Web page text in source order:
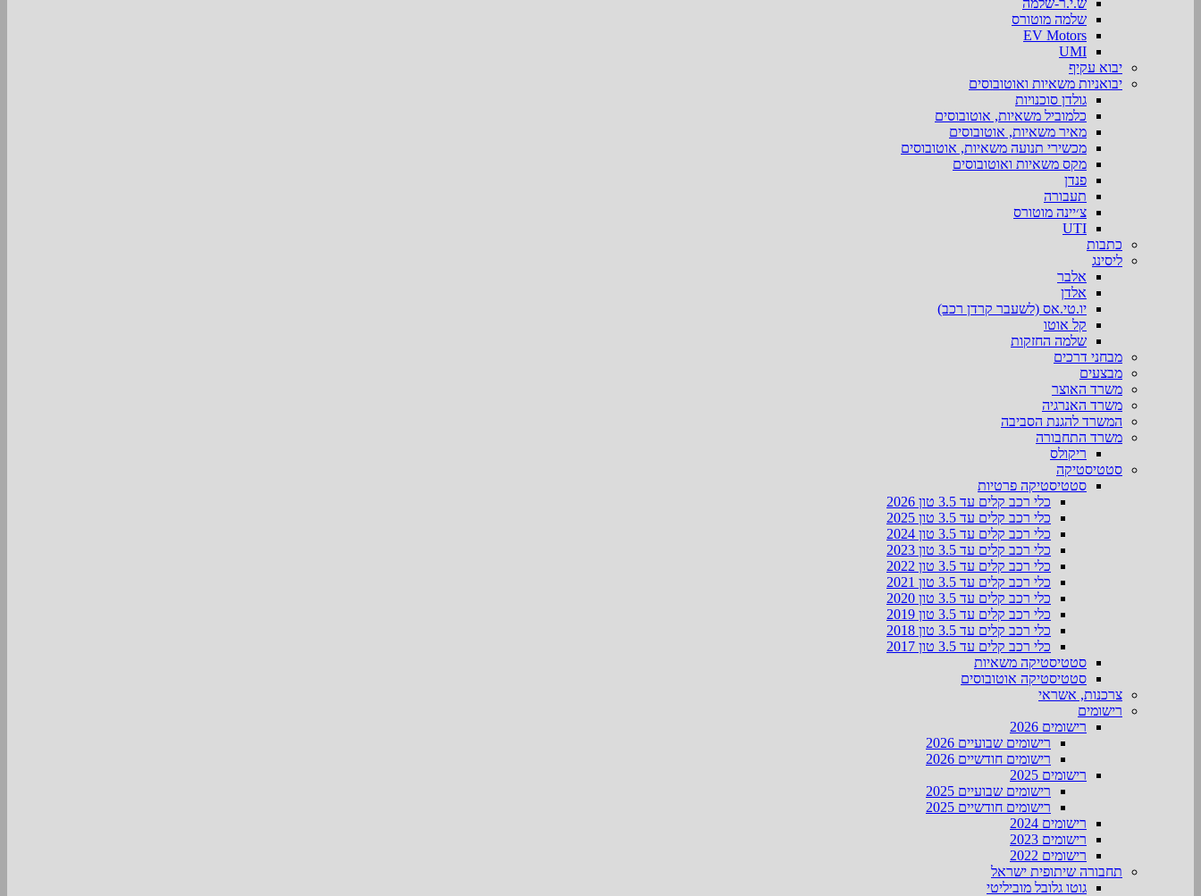
שלמה מוטורס
EV Motors
UMI
יבוא עקיף
יבואניות משאיות ואוטובוסים
גולדן סוכנויות
כלמוביל משאיות, אוטובוסים
מאיר משאיות, אוטובוסים
מכשירי תנועה משאיות, אוטובוסים
מקס משאיות ואוטובוסים
פנדן
תעבורה
צ׳יינה מוטורס
UTI
כתבות
ליסינג
אלבר
אלדן
יו.טי.אס (לשעבר קרדן רכב)
קל אוטו
שלמה החזקות
מבחני דרכים
מבצעים
משרד האוצר
משרד האנרגיה
המשרד להגנת הסביבה
משרד התחבורה
ריקולס
סטטיסטיקה
סטטיסטיקה פרטיות
כלי רכב קלים עד 3.5 טון 2026
כלי רכב קלים עד 3.5 טון 2025
כלי רכב קלים עד 3.5 טון 2024
כלי רכב קלים עד 3.5 טון 2023
כלי רכב קלים עד 3.5 טון 2022
כלי רכב קלים עד 3.5 טון 2021
כלי רכב קלים עד 3.5 טון 2020
כלי רכב קלים עד 3.5 טון 2019
כלי רכב קלים עד 3.5 טון 2018
כלי רכב קלים עד 3.5 טון 2017
סטטיסטיקה משאיות
סטטיסטיקה אוטובוסים
צרכנות, אשראי
רישומים
רישומים 2026
רישומים שבועיים 2026
רישומים חודשיים 2026
רישומים 2025
רישומים שבועיים 2025
רישומים חודשיים 2025
רישומים 2024
רישומים 2023
רישומים 2022
תחבורה שיתופית ישראל
גוטו גלובל מוביליטי